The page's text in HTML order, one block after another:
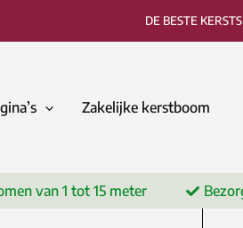
DE BESTE
Zakelijke kerstboom
van 1 tot 15 meter